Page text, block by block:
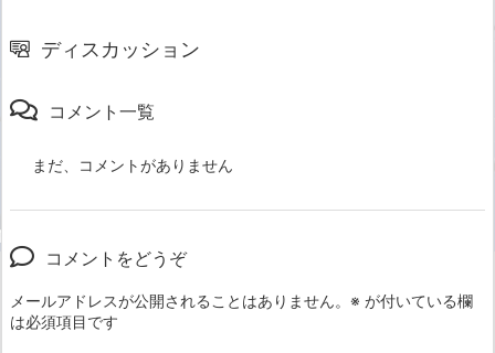
ディスカッション
コメント一覧
まだ、コメントがありません
コメントをどうぞ
メールアドレスが公開されることはありません。 ※ が付いている欄
は必須項目です